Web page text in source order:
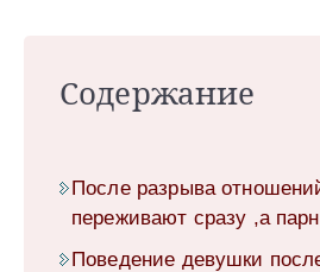
Содержание
После разрыва
переживают сразу ,а
Поведение девушки